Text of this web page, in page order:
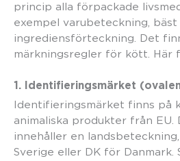
princip alla förpackade
exempel varubeteckning,
ingrediensförteckning. Det
märkningsregler för kött. Här
1. Identifieringsmärket
Identifieringsmärket finns på
animaliska produkter från EU.
innehåller en
Sverige eller DK för Danmark.